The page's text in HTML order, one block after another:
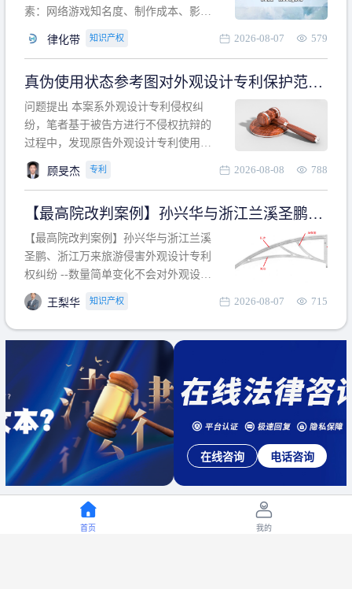
素：网络游戏知名度、制作成本、影响
利角度因素：被诉侵权游戏销售数量、
人数、活跃人数、市场占用率；（3）被
告主观因素：被告的主观恶意、是否明
知或应知、是否有
律化带 知识产权 2026-08-07 579
真伪使用状态参考图对外观设计专利保护范围
的影响
问题提出 本案系外观设计专利侵权纠
纷，笔者基于被告方进行不侵权抗辩的
过程中，发现原告外观设计专利使用状
态参考图中的外观设计与被告涉案商品
的视觉效果存在显著区别。故就使用状
保护范围确定进行了研究，将办案体会
与研究过程记录如下： 简要结论： 笔者
提出使用状态参考图应以
顾旻杰 专利 2026-08-08 788
【最高院改判案例】孙兴华与浙江兰溪圣鹏、
浙江万来旅游侵害外观设计专利权纠纷
【最高院改判案例】孙兴华与浙江兰溪
圣鹏、浙江万来旅游侵害外观设计专利
权纠纷 --数量简单变化不会对外观设计
产生视觉影响，及现有设计抗辩与专利
无效再审改判可以执行回转 【承办律
师】 王梨华 浙江杭知桥律师事务所 【案
由】 侵害外观设计专利权纠纷 【案号索
引】 再审：最高人民法院(2019)最高法
王梨华 知识产权 2026-08-07 715
在线咨询 电话咨询
首页 我的